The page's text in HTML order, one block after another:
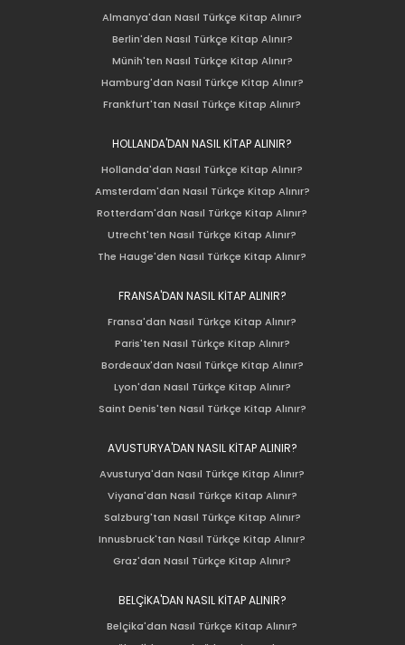
Almanya'dan Nasıl Türkçe Kitap Alınır?
Berlin'den Nasıl Türkçe Kitap Alınır?
Münih'ten Nasıl Türkçe Kitap Alınır?
Hamburg'dan Nasıl Türkçe Kitap Alınır?
Frankfurt'tan Nasıl Türkçe Kitap Alınır?
HOLLANDA'DAN NASIL KİTAP ALINIR?
Hollanda'dan Nasıl Türkçe Kitap Alınır?
Amsterdam'dan Nasıl Türkçe Kitap Alınır?
Rotterdam'dan Nasıl Türkçe Kitap Alınır?
Utrecht'ten Nasıl Türkçe Kitap Alınır?
The Hauge'den Nasıl Türkçe Kitap Alınır?
FRANSA'DAN NASIL KİTAP ALINIR?
Fransa'dan Nasıl Türkçe Kitap Alınır?
Paris'ten Nasıl Türkçe Kitap Alınır?
Bordeaux'dan Nasıl Türkçe Kitap Alınır?
Lyon'dan Nasıl Türkçe Kitap Alınır?
Saint Denis'ten Nasıl Türkçe Kitap Alınır?
AVUSTURYA'DAN NASIL KİTAP ALINIR?
Avusturya'dan Nasıl Türkçe Kitap Alınır?
Viyana'dan Nasıl Türkçe Kitap Alınır?
Salzburg'tan Nasıl Türkçe Kitap Alınır?
Innusbruck'tan Nasıl Türkçe Kitap Alınır?
Graz'dan Nasıl Türkçe Kitap Alınır?
BELÇİKA'DAN NASIL KİTAP ALINIR?
Belçika'dan Nasıl Türkçe Kitap Alınır?